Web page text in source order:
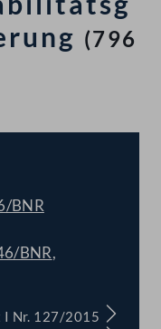
(796
BNR
BNR,
I Nr. 127/2015